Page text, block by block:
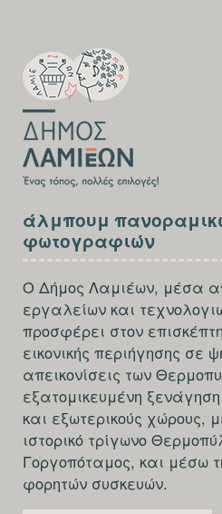
FOOTER-
FIRST
SECTION
FOOTER-
THIRD
άλμπουμ
φωτογραφιών
Ο Δήμος Λαμιέων, μέσα
εργαλείων και
προσφέρει στον
εικονικής περιήγησης σε
απεικονίσεις των
εξατομικευμένη
και εξωτερικούς χώρους,
ιστορικό τρίγωνο
Γοργοπόταμος, και μέσω
φορητών συσκευών.